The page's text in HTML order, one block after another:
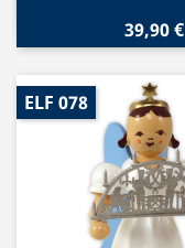
39,90 €
ELF 078